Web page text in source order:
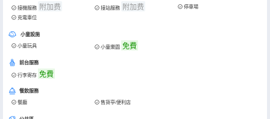
接機服務 附加费 接站服務 附加费
停車場
充電車位
小童設施
小童玩具 小童樂園 免費
前台服務
行李寄存 免費
餐飲服務
餐廳 售貨亭/便利店